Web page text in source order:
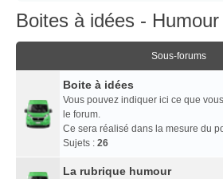
Boites à idées -
Sous-forums
Boite à idées
Vous pouvez indiquer ici ce que
le forum.
Ce sera réalisé dans la mesure du
Sujets : 26
La rubrique humour